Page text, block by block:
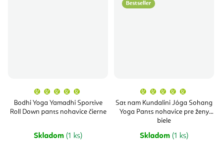
Bodhi Yoga Yamadhi Sportive
Roll Down pants nohavice čierne
produktu
je
5,0
Skladom (1 ks)
Bestseller
Sat nam Kundalini Jóga Sohang
Yoga Pants nohavice pre ženy
biele
produktu
je
5,0
Skladom (1 ks)